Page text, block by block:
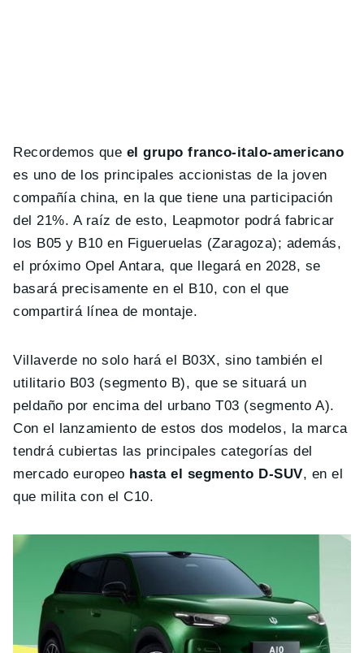
Recordemos que el grupo franco-italo-americano
es uno de los principales accionistas de la joven
compañía china, en la que tiene una participación
del 21%. A raíz de esto, Leapmotor podrá fabricar
los B05 y B10 en Figueruelas (Zaragoza); además,
el próximo Opel Antara, que llegará en 2028, se
basará precisamente en el B10, con el que
compartirá línea de montaje.
Villaverde no solo hará el B03X, sino también el
utilitario B03 (segmento B), que se situará un
peldaño por encima del urbano T03 (segmento A).
Con el lanzamiento de estos dos modelos, la marca
tendrá cubiertas las principales categorías del
mercado europeo hasta el segmento D-SUV, en el
que milita con el C10.